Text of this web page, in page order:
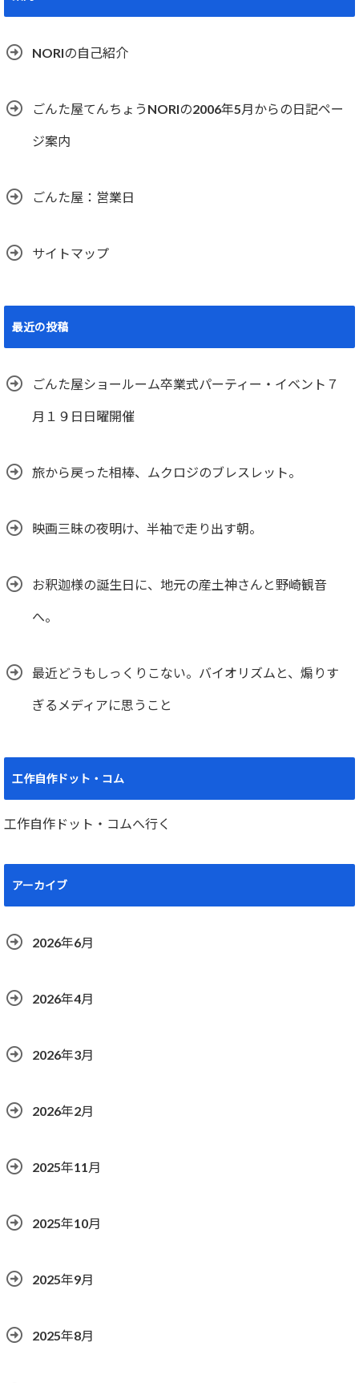
NORIの自己紹介
ごんた屋てんちょうNORIの2006年5月からの日記ペー
ジ案内
ごんた屋：営業日
サイトマップ
最近の投稿
ごんた屋ショールーム卒業式パーティー・イベント７
月１９日日曜開催
旅から戻った相棒、ムクロジのブレスレット。
映画三昧の夜明け、半袖で走り出す朝。
お釈迦様の誕生日に、地元の産土神さんと野崎観音
へ。
最近どうもしっくりこない。バイオリズムと、煽りす
ぎるメディアに思うこと
工作自作ドット・コム
工作自作ドット・コムへ行く
アーカイブ
2026年6月
2026年4月
2026年3月
2026年2月
2025年11月
2025年10月
2025年9月
2025年8月